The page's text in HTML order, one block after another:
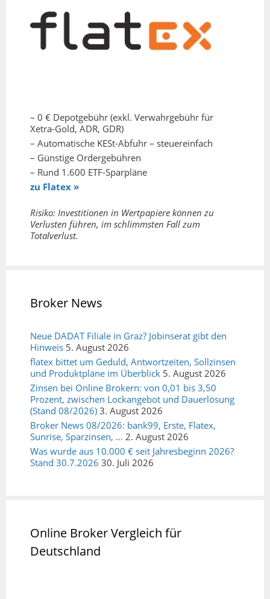
– 0 € Depotgebühr (exkl. Verwahrgebühr für
Xetra-Gold, ADR, GDR)
– Automatische KESt-Abfuhr – steuereinfach
– Günstige Ordergebühren
– Rund 1.600 ETF-Sparpläne
zu Flatex »
Risiko: Investitionen in Wertpapiere können zu
Verlusten führen, im schlimmsten Fall zum
Totalverlust.
Broker News
Neue DADAT Filiale in Graz? Jobinserat gibt den
Hinweis 5. August 2026
flatex bittet um Geduld, Antwortzeiten, Sollzinsen
und Produktpläne im Überblick 5. August 2026
Zinsen bei Online Brokern: von 0,01 bis 3,50
Prozent, zwischen Lockangebot und Dauerlösung
(Stand 08/2026) 3. August 2026
Broker News 08/2026: bank99, Erste, Flatex,
Sunrise, Sparzinsen, … 2. August 2026
Was wurde aus 10.000 € seit Jahresbeginn 2026?
Stand 30.7.2026 30. Juli 2026
Online Broker Vergleich für
Deutschland